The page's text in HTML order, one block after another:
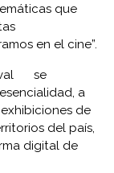
que
en el cine”.
se
a
de
del país,
digital de